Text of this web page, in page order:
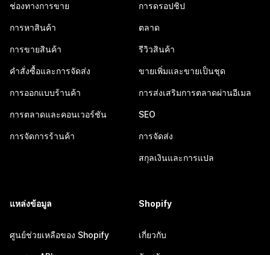
ช่องทางการขาย
การหาสินค้า
การขายสินค้า
คำสั่งซื้อและการจัดส่ง
การออกแบบร้านค้า
การตลาดและคอนเวอร์ชัน
การจัดการร้านค้า
การดรอปชิป
ตลาด
รีวิวสินค้า
ขายเพิ่มและขายเป็นชุด
การส่งเสริมการตลาดผ่านอีเมล
SEO
การจัดส่ง
สกุลเงินและการแปล
แหล่งข้อมูล
ศูนย์ช่วยเหลือของ Shopify
Shopify
เกี่ยวกับ